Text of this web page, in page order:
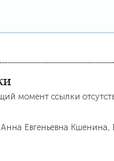
момент ссылки
Евгеньевна Кшенина,